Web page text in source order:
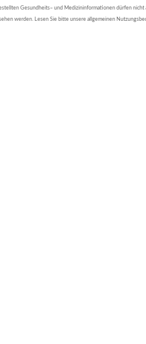
Gesundheits– und Medizininformationen dürfen nicht
werden. Lesen Sie bitte unsere allgemeinen